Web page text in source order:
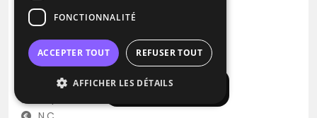
Afficher la carte
DJ
Smiley Musik
Country Afro Dance
Toulouse (31)
FONCTIONNALITÉ
ACCEPTER TOUT REFUSER TOUT
AFFICHER LES DÉTAILS